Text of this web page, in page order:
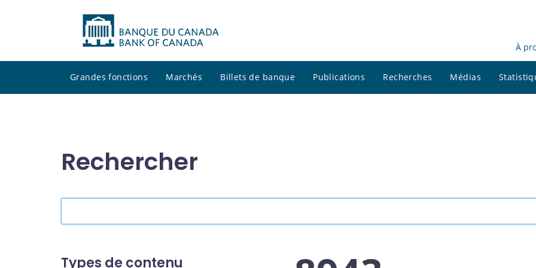
À
Grandes fonctions Marchés Billets de banque Publications Recherches Médias
Rechercher
site
Types de contenu